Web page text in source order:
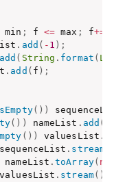
min ; f <= max ; f+=
. add ( - 1 ) ;
add ( String . format (
. add ( f ) ;
( ) )
( ) ) nameList . add (
( ) ) valuesList .
. stream
nameList .toArray( new
. stream( )